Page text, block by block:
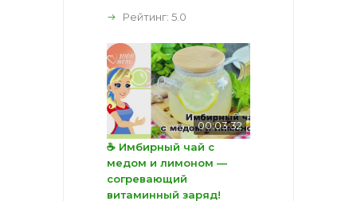
Рейтинг: 5.0
00:03:32
☕ Имбирный чай с
медом и лимоном —
согревающий
витаминный заряд!